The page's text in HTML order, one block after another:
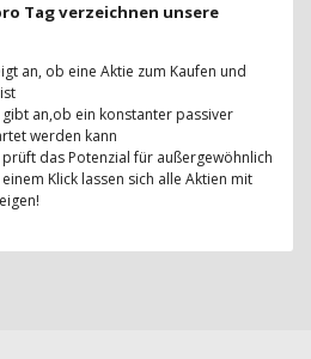
Tag verzeichnen unsere
an, ob eine Aktie zum Kaufen und
an,ob ein konstanter passiver
werden kann
prüft das Potenzial für außergewöhnlich
Klick lassen sich alle Aktien mit